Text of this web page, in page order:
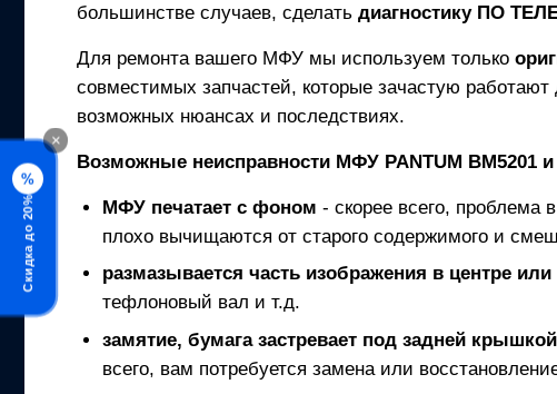
×
%
Скидка до 20%
большинстве случаев, сделатьдиагностику ПО
Для ремонта вашего МФУ мы используем только
совместимых запчастей, которые зачастую
возможных нюансах и последствиях.
Возможные неисправности МФУ PANTUM BM5201
МФУпечатает с фоном - скорее всего, проблема
плохо вычищаются от старого содержимого и
размазывается часть изображения в центре
тефлоновый вал и т.д.
замятие, бумага застревает под задней
всего, вам потребуется замена или